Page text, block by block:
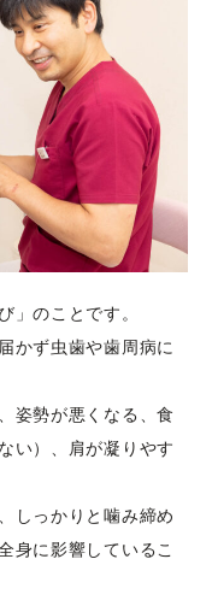
」のことです。
かず虫歯や歯周病に
姿勢が悪くなる、食
い）、肩が凝りやす
しっかりと噛み締め
身に影響しているこ